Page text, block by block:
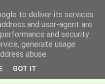
v kinech
to deliver its services
and user-agent are
and security
generate usage
abuse.
GOT IT